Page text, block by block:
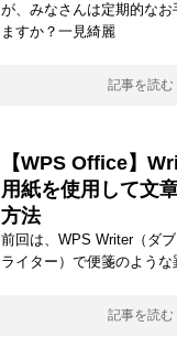
が、みなさんは定期的な
ますか？一見綺麗
記事を読む
【WPS Office】
用紙を使用して文
方法
前回は、WPS Writer（ダ
ライター）で便箋のような
記事を読む